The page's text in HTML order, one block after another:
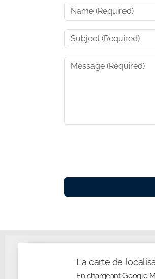
La carte de
En chargeant Google